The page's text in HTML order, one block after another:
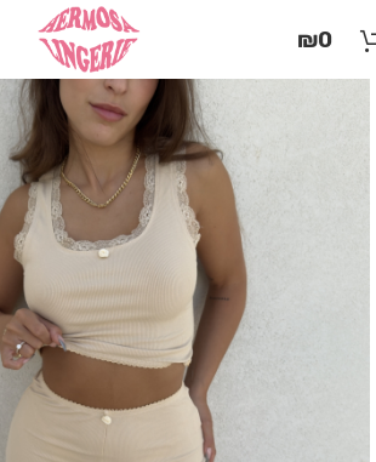
זֶה
₪0